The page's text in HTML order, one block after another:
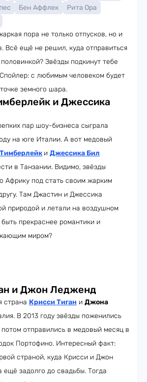
Бен Аффлек
Рита Ора
пора не только отпусков, но и
Всё ещё не решил, куда отправиться
Звёзды подкинут тебе
с любимым человеком будет
земного шара.
и Джессика
пар шоу-бизнеса сыграла
на юге Италии. А вот медовый
и Джессика Бил
в Танзании. Видимо, звёзды
Африку под стать своим жарким
Там Джастин и Джессика
природой и летали на воздушном
прекраснее романтики и
миром?
и Джон Ледженд
страна Крисси Тиган и Джона
В 2013 году звёзды поженились
отправились в медовый месяц в
Портофино. Интересный факт:
страной, куда Крисси и Джон
ещё задолго до свадьбы. Тогда